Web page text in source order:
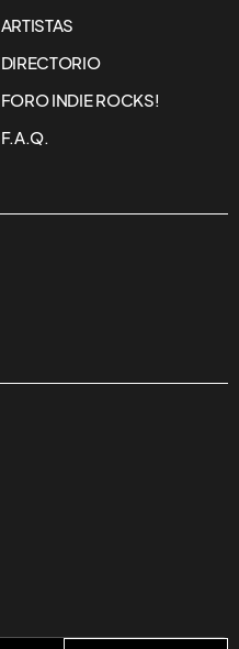
ARTISTAS
DIRECTORIO
FORO INDIE ROCKS!
F.A.Q.